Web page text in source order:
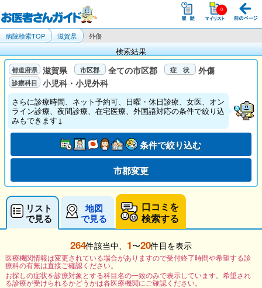
病院検索TOP 滋賀県 外傷
検索結果
滋賀県 全ての市区郡
外傷
小児科・小児外科
さらに診療時間、ネット予約可、日曜・休日診療、女医、オン
ライン診療、夜間診療、在宅医療、外国語対応の条件で絞り込
みもできます↓
条件で絞り込む
市郡変更
リスト
で見る
地図
で見る
口コミを
検索する
264件該当中、 1〜20件目を表示
医療機関情報は変更されている場合がありますので受付終了時間や希望する診
療科の有無は直接ご確認ください。
お探しの症状を診療対象とする科目名の一致のみで表示しています。希望され
る診療が受けられるかどうかは各医療機関にご確認ください。